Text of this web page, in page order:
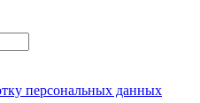
персональных данных